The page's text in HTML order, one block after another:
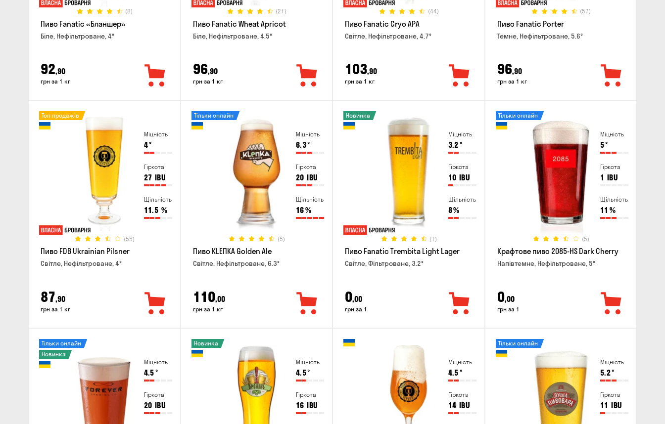
(8)
Пиво Fanatic «Бланшер»
Біле, Нефільтроване, 4°
92,90
грн за 1 кг
(21)
Пиво Fanatic Wheat Apricot
Біле, Нефільтроване, 4.5°
96,90
грн за 1 кг
(44)
Пиво Fanatic Cryo APA
Світле, Нефільтроване, 4.7°
103,90
грн за 1 кг
(57)
Пиво Fanatic Porter
Темне, Нефільтроване, 5.6°
96,90
грн за 1 кг
Міцність
4°
Гіркота
27 IBU
Щільність
11.5 %
(55)
Топ продажів
Пиво FDB Ukrainian Pilsner
Світле, Нефільтроване, 4°
87,90
грн за 1 кг
Міцність
6.3°
Гіркота
20 IBU
Щільність
16%
(5)
Тільки онлайн
Пиво KLEПКА Golden Ale
Світле, Нефільтроване, 6.3°
110,00
грн за 1 кг
Міцність
3.2°
Гіркота
10 IBU
Щільність
8%
(1)
Новинка
Пиво Fanatic Trembita Light Lager
Світле, Фільтроване, 3.2°
0,00
грн за 1
Міцність
5°
Гіркота
1 IBU
Щільність
11 %
(5)
Тільки онлайн
Крафтове пиво 2085-HS Dark Cherry
Напівтемне, Нефільтроване, 5°
0,00
грн за 1
Міцність
4.5°
Гіркота
20 IBU
Тільки онлайн
Новинка
Міцність
4.5°
Гіркота
16 IBU
Новинка
Міцність
4.5°
Гіркота
14 IBU
Міцність
5.2°
Гіркота
11 IBU
Тільки онлайн